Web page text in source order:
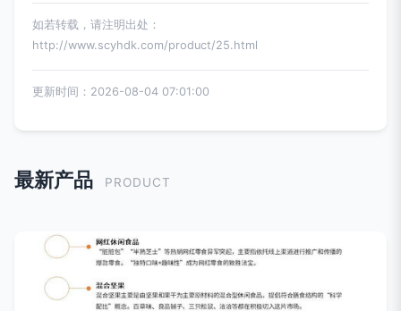
如若转载，请注明出处：
http://www.scyhdk.com/product/25.html
更新时间：2026-08-04 07:01:00
最新产品 PRODUCT